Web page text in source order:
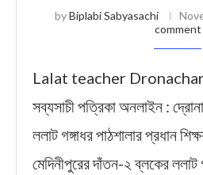
byBiplabi Sabyasachi
comment
Lalat teacher
সব্যসাচী পত্রিকা অনলাইন :
ললাট গঙ্গাধর পাঠশালার প্রধান
মেদিনীপুরের দাঁতন-২ ব্লকের ললাট